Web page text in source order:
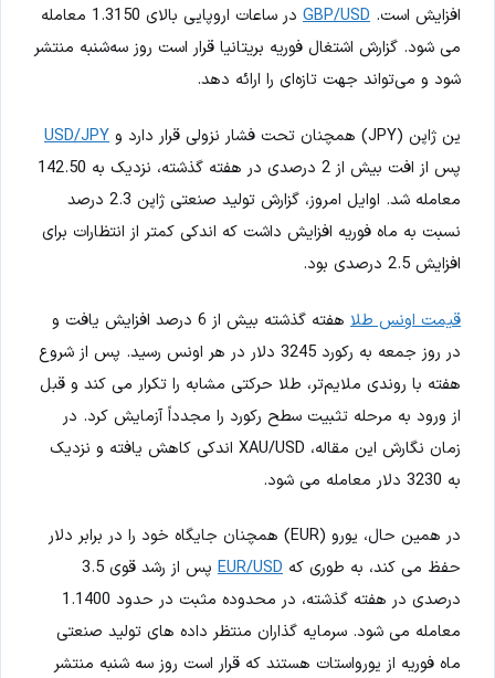
افزایش است. GBP/USD
در ساعات اروپایی بالای 1.3150 معامله
می شود. گزارش اشتغال فوریه بریتانیا قرار است روز سه‌شنبه منتشر
شود و می‌تواند جهت تازه‌ای را ارائه دهد.
ین ژاپن (JPY) همچنان تحت فشار نزولی قرار دارد و
USD/JPY
پس از افت بیش از 2 درصدی در هفته گذشته، نزدیک به 142.50
معامله شد. اوایل امروز، گزارش تولید صنعتی ژاپن 2.3 درصد
نسبت به ماه فوریه افزایش داشت که اندکی کمتر از انتظارات برای
افزایش 2.5 درصدی بود.
قیمت اونس طلا
هفته گذشته بیش از 6 درصد افزایش یافت و
در روز جمعه به رکورد 3245 دلار در هر اونس رسید. پس از شروع
هفته با روندی ملایم‌تر، طلا حرکتی مشابه را تکرار می کند و قبل
از ورود به مرحله تثبیت سطح رکورد را مجدداً آزمایش کرد. در
زمان نگارش این مقاله، XAU/USD اندکی کاهش یافته و نزدیک
به 3230 دلار معامله می شود.
در همین حال، یورو (EUR) همچنان جایگاه خود را در برابر دلار
حفظ می کند، به طوری که EUR/USD
پس از رشد قوی 3.5
درصدی در هفته گذشته، در محدوده مثبت در حدود 1.1400
معامله می شود. سرمایه گذاران منتظر داده های تولید صنعتی
ماه فوریه از یورواستات هستند که قرار است روز سه شنبه منتشر